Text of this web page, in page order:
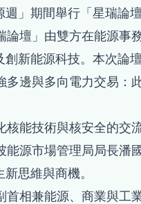
週」期間舉行「星瑞論
壇」由雙方在能源事
創新能源科技。本次論
多邊與多向電力交易：
能技術與核安全的交
源市場管理局局長潘
思維與商機。
相兼能源、商業與工